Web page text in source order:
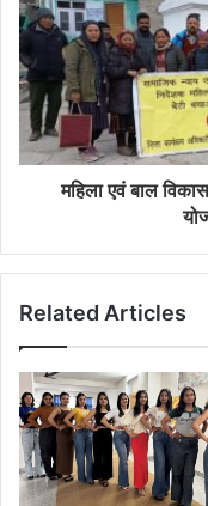
महिला एवं बाल
Related Articles